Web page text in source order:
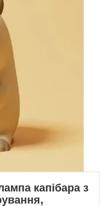
капібара з